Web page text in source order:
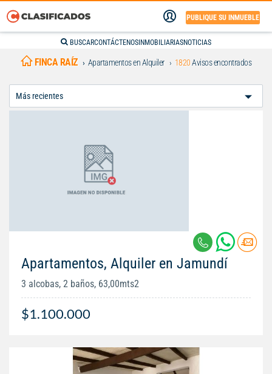
PUBLIQUE SU INMUEBLE
BUSCARCONTÁCTENOS INMOBILIARIASNOTICIAS
FINCA RAÍZ Apartamentos en Alquiler 1820Avisos encontrados
Apartamentos, Alquiler en Jamundí
3 alcobas, 2 baños, 63,00mts2
$1.100.000